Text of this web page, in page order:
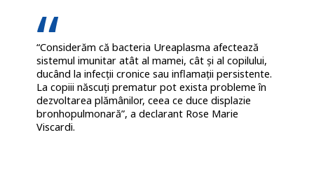
“Considerăm că bacteria Ureaplasma afectează
sistemul imunitar atât al mamei, cât și al copilului,
ducând la infecții cronice sau inflamații persistente.
La copiii născuți prematur pot exista probleme în
dezvoltarea plămânilor, ceea ce duce displazie
bronhopulmonară”, a declarant Rose Marie
Viscardi.